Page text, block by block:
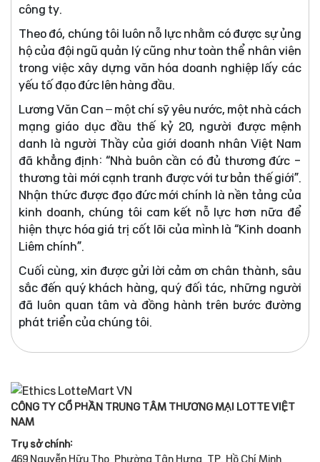
công ty.
Theo đó, chúng tôi luôn nỗ lực nhằm có được sự ủng
hộ của đội ngũ quản lý cũng như toàn thể nhân viên
trong việc xây dựng văn hóa doanh nghiệp lấy các
yếu tố đạo đức lên hàng đầu.
Lương Văn Can – một chí sỹ yêu nước, một nhà cách
mạng giáo dục đầu thế kỷ 20, người được mệnh
danh là người Thầy của giới doanh nhân Việt Nam
đã khẳng định: “Nhà buôn cần có đủ thương đức -
thương tài mới cạnh tranh được với tư bản thế giới”.
Nhận thức được đạo đức mới chính là nền tảng của
kinh doanh, chúng tôi cam kết nỗ lực hơn nữa để
hiện thực hóa giá trị cốt lõi của mình là “Kinh doanh
Liêm chính”.
Cuối cùng, xin được gửi lời cảm ơn chân thành, sâu
sắc đến quý khách hàng, quý đối tác, những người
đã luôn quan tâm và đồng hành trên bước đường
phát triển của chúng tôi.
CÔNG TY CỔ PHẦN TRUNG TÂM THƯƠNG MẠI LOTTE VIỆT
NAM
Trụ sở chính:
469 Nguyễn Hữu Thọ, Phường Tân Hưng, TP. Hồ Chí Minh